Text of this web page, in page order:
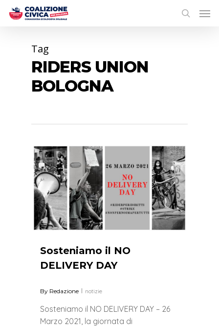
Tag
RIDERS UNION
BOLOGNA
Sosteniamo il NO
DELIVERY DAY
By Redazione notizie
Sosteniamo il NO DELIVERY DAY – 26
Marzo 2021, la giornata di
0